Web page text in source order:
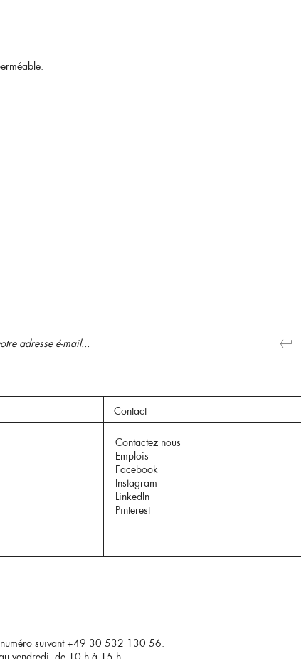
Contact
Contactez nous
Emplois
Facebook
Instagram
LinkedIn
Pinterest
suivant +49 30 532 130 56.